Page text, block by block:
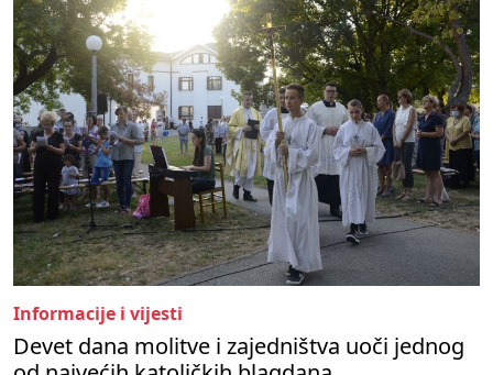
Informacije i vijesti
Devet dana molitve i zajedništva uoči jednog